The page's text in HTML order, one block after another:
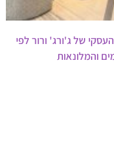
של ג'ורג' ורור לפי
והמלונאות